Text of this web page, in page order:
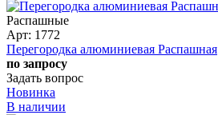
Распашные
Арт: 1772
Перегородка алюминиевая Распашная
по запросу
Задать вопрос
Новинка
В наличии